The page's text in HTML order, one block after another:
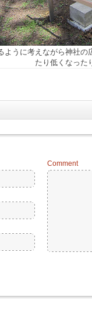
ように考えながら神社の
たり低くなった
Comment